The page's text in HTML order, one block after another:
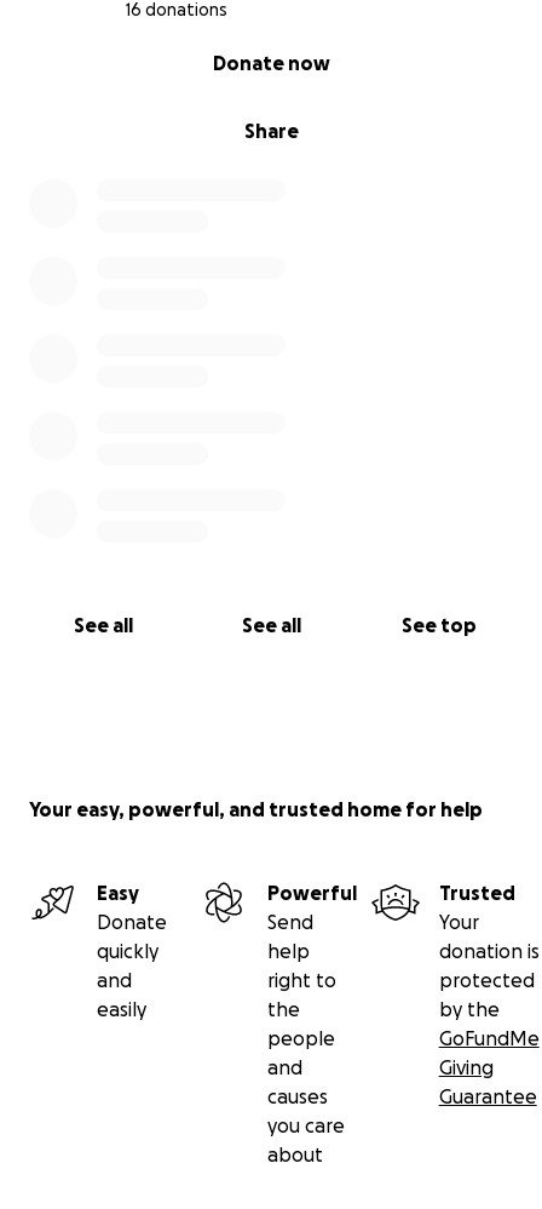
16 donations
Share
Donate now
See all See all See top
Your easy, powerful, and trusted home for help
Easy
Donate
quickly
and
easily
Powerful
Send
help
right to
the
people
and
causes
you care
about
Trusted
Your
donation is
protected
by the
GoFundMe
Giving
Guarantee